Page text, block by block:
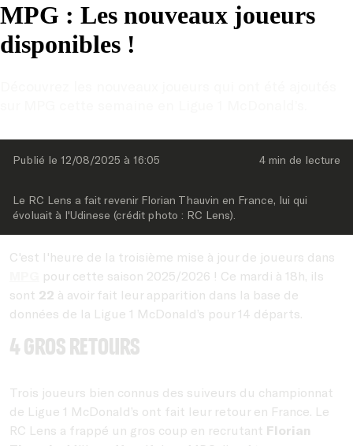
MPG : Les nouveaux joueurs
disponibles !
Publié le 12/08/2025 à 16:05 4 min de lecture
Le RC Lens a fait revenir Florian Thauvin en France, lui qui
évoluait à l'Udinese (crédit photo : RC Lens).
C'est l'heure de la troisième mise à jour de joueurs dans
pour cette saison 2025/2026 ! Ce mardi à 18h, ils
sont 22 à avoir fait leur apparition dans la base de
données de la Ligue 1 McDonald’s pour 14 départs.
4 gros retours
Trois joueurs bien connus des suiveurs du championnat
de Ligue 1 McDonald’s ont fait leur retour en France. Le
RC Lens a frappé un gros coup en recrutant Florian